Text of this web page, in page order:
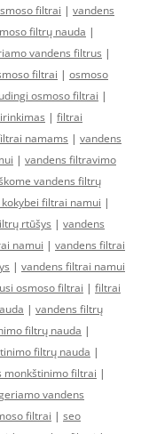
filtrai | vandens
filtrų nauda |
vandens filtrus |
filtrai | osmoso
osmoso filtrai |
| filtrai
namams | vandens
| vandens filtravimo
vandens filtrų
filtrai namui |
rtūšys | vandens
namui | vandens filtrai
| vandens filtrai namui
osmoso filtrai | filtrai
| vandens filtrų
filtrų nauda |
filtrų nauda |
monkštinimo filtrai |
vandens
filtrai | seo